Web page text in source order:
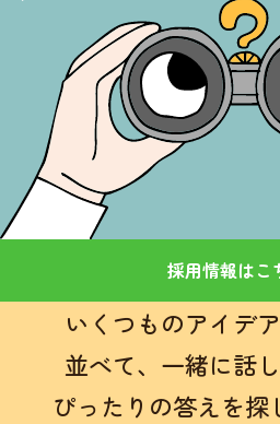
採用情報はこ
いくつものアイデ
並べて、 一緒に話
ぴったりの答えを探